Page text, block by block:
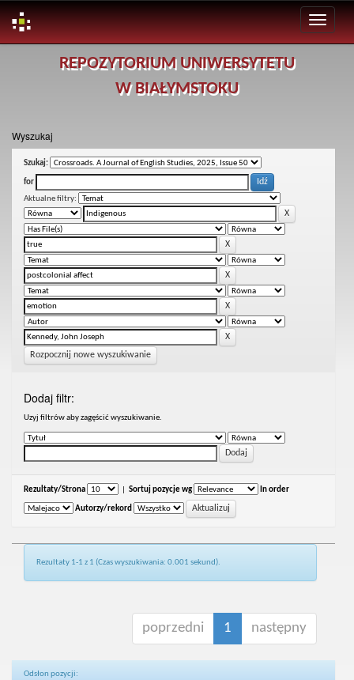
REPOZYTORIUM UNIWERSYTETU
W BIAŁYMSTOKU
Wyszukaj
Szukaj:
for
Aktualne filtry:
Rozpocznij nowe wyszukiwanie
Dodaj filtr:
Uzyj filtrów aby zagęścić wyszukiwanie.
Rezultaty/Strona Sortuj pozycje wg In order
Autorzy/rekord
Rezultaty 1-1 z 1 (Czas wyszukiwania: 0.001 sekund).
poprzedni 1 następny
Odsłon pozycji: